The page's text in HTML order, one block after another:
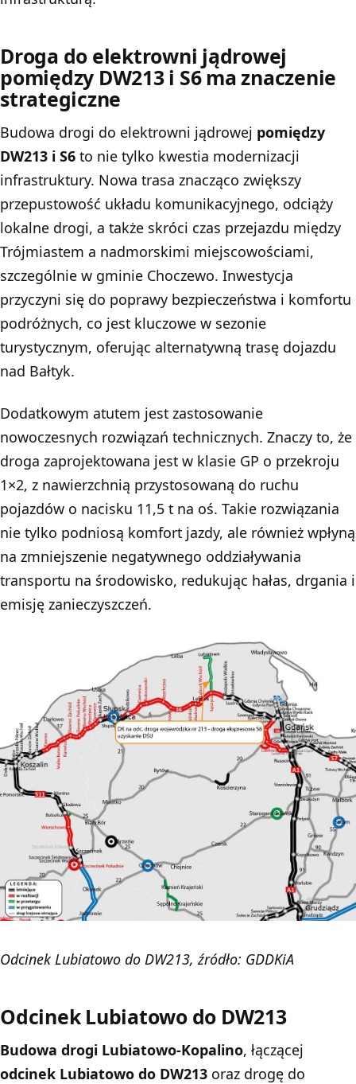
Droga do elektrowni jądrowej
pomiędzy DW213 i S6 ma znaczenie
strategiczne
Budowa drogi do elektrowni jądrowej pomiędzy
DW213 i S6 to nie tylko kwestia modernizacji
infrastruktury. Nowa trasa znacząco zwiększy
przepustowość układu komunikacyjnego, odciąży
lokalne drogi, a także skróci czas przejazdu między
Trójmiastem a nadmorskimi miejscowościami,
szczególnie w gminie Choczewo. Inwestycja
przyczyni się do poprawy bezpieczeństwa i komfortu
podróżnych, co jest kluczowe w sezonie
turystycznym, oferując alternatywną trasę dojazdu
nad Bałtyk.
Dodatkowym atutem jest zastosowanie
nowoczesnych rozwiązań technicznych. Znaczy to, że
droga zaprojektowana jest w klasie GP o przekroju
1×2, z nawierzchnią przystosowaną do ruchu
pojazdów o nacisku 11,5 t na oś. Takie rozwiązania
nie tylko podniosą komfort jazdy, ale również wpłyną
na zmniejszenie negatywnego oddziaływania
transportu na środowisko, redukując hałas, drgania i
emisję zanieczyszczeń.
Odcinek Lubiatowo do DW213, źródło: GDDKiA
Odcinek Lubiatowo do DW213
Budowa drogi Lubiatowo-Kopalino, łączącej
odcinek Lubiatowo do DW213 oraz drogę do